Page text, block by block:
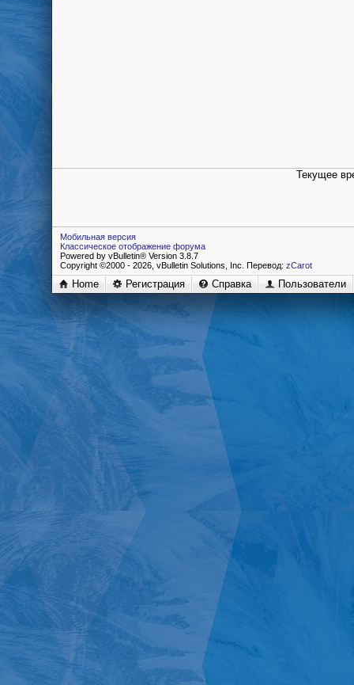
Текущее
Мобильная версия
Классическое отображение форума
Powered by vBulletin® Version 3.8.7
Copyright ©2000 - 2026, vBulletin Solutions, Inc. Перевод: zCarot
Home Регистрация Справка Пользователи